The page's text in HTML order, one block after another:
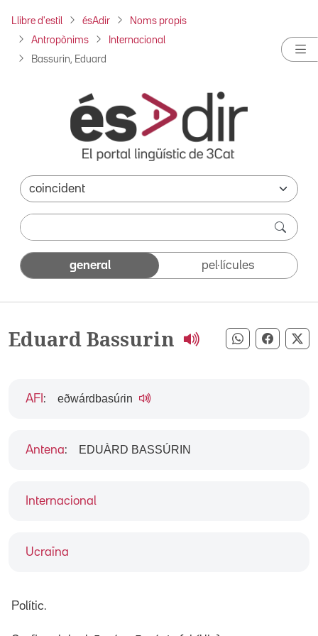
Llibre d'estil ésAdir Noms propis
Antropònims Internacional
Bassurin, Eduard
general pel·lícules
Eduard Bassurin Compartir
Internacional
Ucraïna
AFI : eðwárdbasúɾin
Antena: EDUÀRD BASSÚRIN
Polític.